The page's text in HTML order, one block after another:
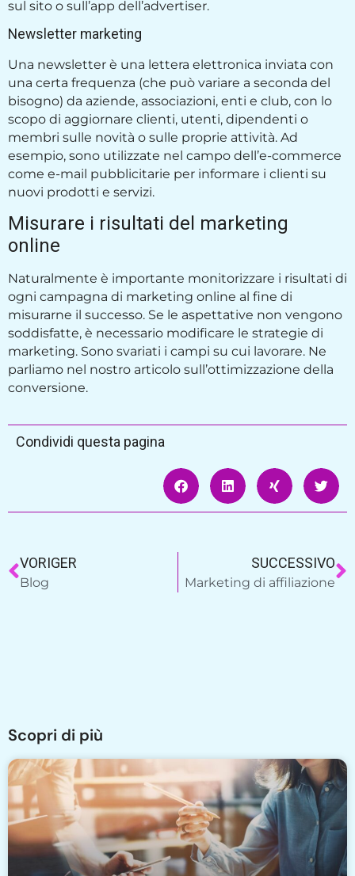
sul sito o sull’app dell’advertiser.
Newsletter marketing
Una newsletter è una lettera elettronica inviata con
una certa frequenza (che può variare a seconda del
bisogno) da aziende, associazioni, enti e club, con lo
scopo di aggiornare clienti, utenti, dipendenti o
membri sulle novità o sulle proprie attività. Ad
esempio, sono utilizzate nel campo dell’e-commerce
come e-mail pubblicitarie per informare i clienti su
nuovi prodotti e servizi.
Misurare i risultati del marketing
online
Naturalmente è importante monitorizzare i risultati di
ogni campagna di marketing online al fine di
misurarne il successo. Se le aspettative non vengono
soddisfatte, è necessario modificare le strategie di
marketing. Sono svariati i campi su cui lavorare. Ne
parliamo nel nostro articolo sull’ottimizzazione della
conversione.
Condividi questa pagina
VORIGER
Blog
SUCCESSIVO
Marketing di affiliazione
Scopri di più